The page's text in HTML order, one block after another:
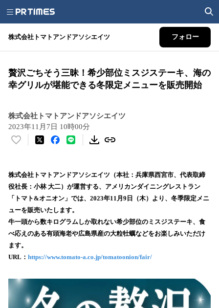
株式会社トマトアンドアソシエイツ フォロー
贅沢ごちそう三昧！希少部位ミスジステーキ、海の
幸グリルが堪能できる冬限定メニューを販売開始
株式会社トマトアンドアソシエイツ
2023年11月7日 10時00分
い
！
数
を
読
込
み
中
で
株式会社トマトアンドアソシエイツ（本社：兵庫県西宮市、代表取締
役社長：小林 大二）が運営する、アメリカンダイニングレストラン
「トマト&オニオン」では、2023年11月9日（木）より、冬季限定メニ
ューを販売いたします。
牛一頭から数キログラムしか取れない希少部位のミスジステーキ、食
べ応えのある有頭海老や広島県産の大粒牡蠣などをお楽しみいただけ
ます。
URL： https://www.tomato-a.co.jp/tomatoonion/fair/